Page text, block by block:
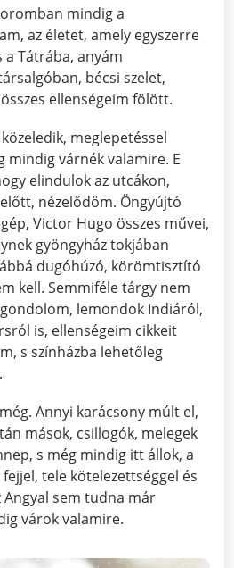
mindig a
az életet, amely egyszerre
Tátrába, anyám
bécsi szelet,
ellenségeim fölött.
meglepetéssel
mindig várnék valamire. E
elindulok az utcákon,
nézelődöm. Öngyújtó
Victor Hugo összes művei,
gyöngyház tokjában
dugóhúzó, körömtisztító
kell. Semmiféle tárgy nem
lemondok Indiáról,
is, ellenségeim cikkeit
s színházba lehetőleg
Annyi karácsony múlt el,
mások, csillogók, melegek
s még mindig itt állok, a
tele kötelezettséggel és
sem tudna már
várok valamire.